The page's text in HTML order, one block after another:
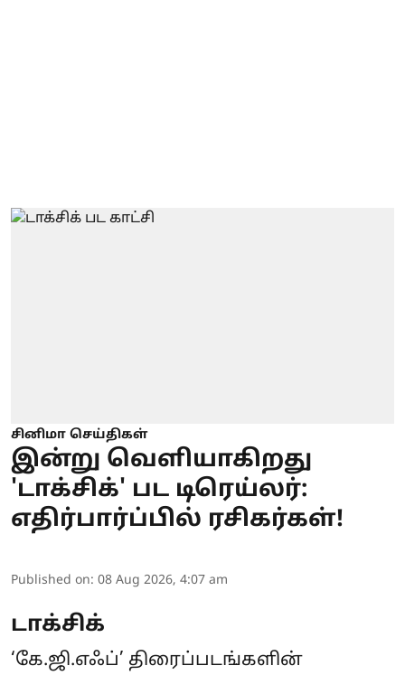
சினிமா செய்திகள்
இன்று வெளியாகிறது
'டாக்சிக்' பட டிரெய்லர்:
எதிர்பார்ப்பில் ரசிகர்கள்!
Published on: 08 Aug 2026, 4:07 am
டாக்சிக்
‘கே.ஜி.எஃப்’ திரைப்படங்களின்